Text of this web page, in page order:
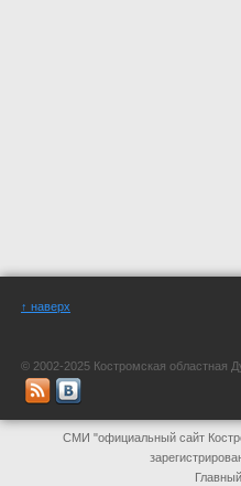
↑ наверх
© 2002-2025 Костромская областная
СМИ "официальный сайт